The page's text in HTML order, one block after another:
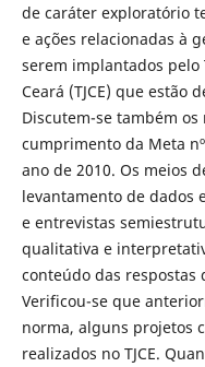
de caráter exploratório
e ações relacionadas à
serem implantados pelo
Ceará (TJCE) que estão
Discutem-se também
cumprimento da Meta
ano de 2010. Os meios
levantamento de dados
e entrevistas
qualitativa e
conteúdo das respostas
Verificou-se que
norma, alguns projetos
realizados no TJCE.